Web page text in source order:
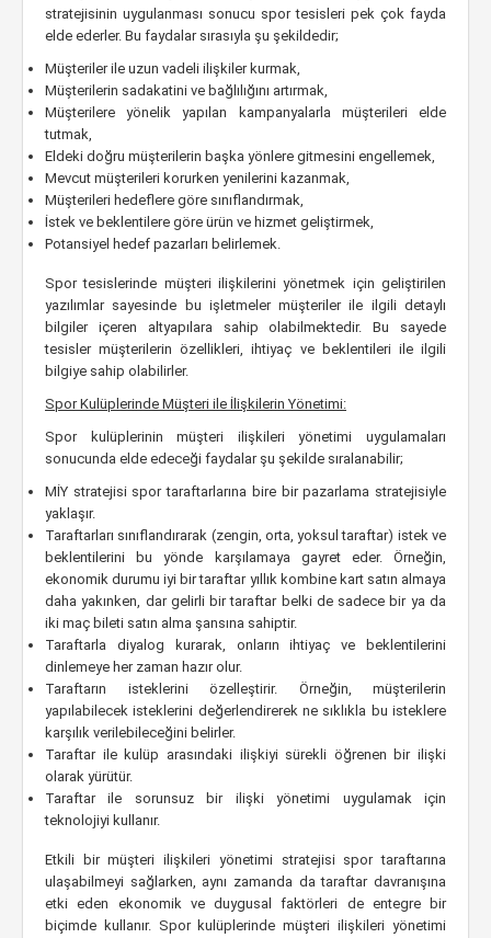
stratejisinin uygulanması sonucu spor tesisleri pek çok fayda
elde ederler. Bu faydalar sırasıyla şu şekildedir;
Müşteriler ile uzun vadeli ilişkiler kurmak,
Müşterilerin sadakatini ve bağlılığını artırmak,
Müşterilere yönelik yapılan kampanyalarla müşterileri elde
tutmak,
Eldeki doğru müşterilerin başka yönlere gitmesini engellemek,
Mevcut müşterileri korurken yenilerini kazanmak,
Müşterileri hedeflere göre sınıflandırmak,
İstek ve beklentilere göre ürün ve hizmet geliştirmek,
Potansiyel hedef pazarları belirlemek.
Spor tesislerinde müşteri ilişkilerini yönetmek için geliştirilen
yazılımlar sayesinde bu işletmeler müşteriler ile ilgili detaylı
bilgiler içeren altyapılara sahip olabilmektedir. Bu sayede
tesisler müşterilerin özellikleri, ihtiyaç ve beklentileri ile ilgili
bilgiye sahip olabilirler.
Spor Kulüplerinde Müşteri ile İlişkilerin Yönetimi:
Spor kulüplerinin müşteri ilişkileri yönetimi uygulamaları
sonucunda elde edeceği faydalar şu şekilde sıralanabilir;
MİY stratejisi spor taraftarlarına bire bir pazarlama stratejisiyle
yaklaşır.
Taraftarları sınıflandırarak (zengin, orta, yoksul taraftar) istek ve
beklentilerini bu yönde karşılamaya gayret eder. Örneğin,
ekonomik durumu iyi bir taraftar yıllık kombine kart satın almaya
daha yakınken, dar gelirli bir taraftar belki de sadece bir ya da
iki maç bileti satın alma şansına sahiptir.
Taraftarla diyalog kurarak, onların ihtiyaç ve beklentilerini
dinlemeye her zaman hazır olur.
Taraftarın isteklerini özelleştirir. Örneğin, müşterilerin
yapılabilecek isteklerini değerlendirerek ne sıklıkla bu isteklere
karşılık verilebileceğini belirler.
Taraftar ile kulüp arasındaki ilişkiyi sürekli öğrenen bir ilişki
olarak yürütür.
Taraftar ile sorunsuz bir ilişki yönetimi uygulamak için
teknolojiyi kullanır.
Etkili bir müşteri ilişkileri yönetimi stratejisi spor taraftarına
ulaşabilmeyi sağlarken, aynı zamanda da taraftar davranışına
etki eden ekonomik ve duygusal faktörleri de entegre bir
biçimde kullanır. Spor kulüplerinde müşteri ilişkileri yönetimi